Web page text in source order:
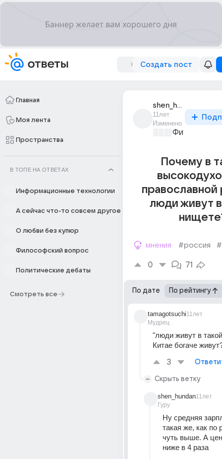
Создать пост
Главная
Моя лента
Пространства
В ТОПЕ НА ОТВЕТАХ
Информационные технологии
А сейчас что-то совсем другое
О любви без купюр
Философский вопрос
Политические дебаты
Смотреть все
shen_hundan
11лет
Изменено
Почему в
православной
люди живут
мнения #россия
0 71
По дате По рейтингу
tamagotsuchi
Мудрец
11лет
"люди живут в
Китае богаче
3
Скрыть ветку
shen_hundan
Гуру
11лет
Ну средняя
такая же, как по
чуть выше. А
ниже в 4 раза